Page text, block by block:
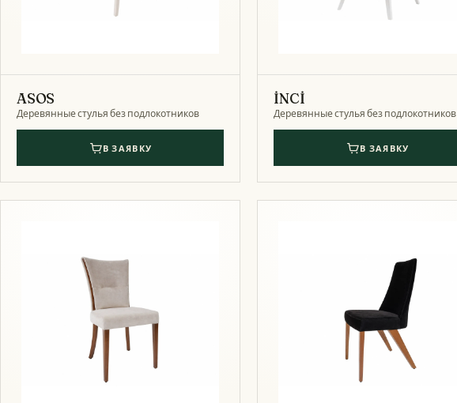
ASOS
Деревянные стулья без подлокотников
В ЗАЯВКУ
İNCİ
Деревянные стулья без подлокотников
В ЗАЯВКУ